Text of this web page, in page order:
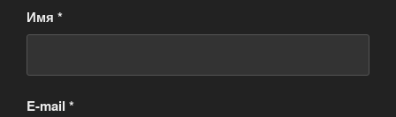
Имя *
E-mail *